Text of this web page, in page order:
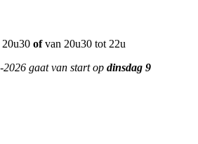
ofvan 20u30 tot 22u
2026 gaat van start op dinsdag 9